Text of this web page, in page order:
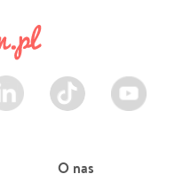
TikTok Youtube
O nas